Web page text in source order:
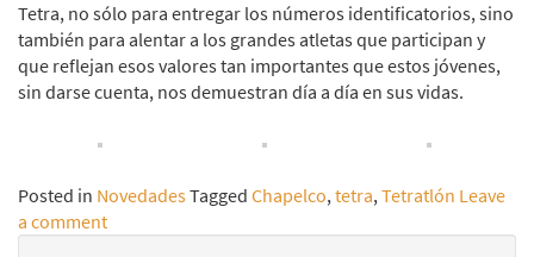
Tetra, no sólo para entregar los números identificatorios, sino
también para alentar a los grandes atletas que participan y
que reflejan esos valores tan importantes que estos jóvenes,
sin darse cuenta, nos demuestran día a día en sus vidas.
Posted in NovedadesTagged Chapelco,tetra,Tetratlón Leave
a comment